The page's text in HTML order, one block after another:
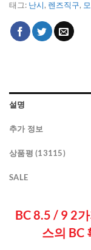
태그: 난시, 렌즈직구,
설명
추가 정보
상품평 (13115)
SALE
BC 8.5 / 9 2
스의 BC